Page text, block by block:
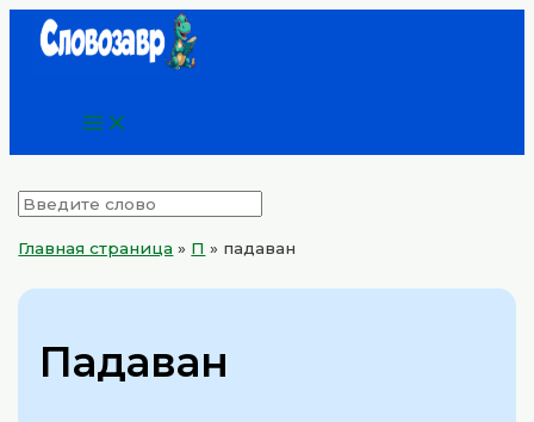
ПерейтиMain
Главная страница » П » падаван
Падаван